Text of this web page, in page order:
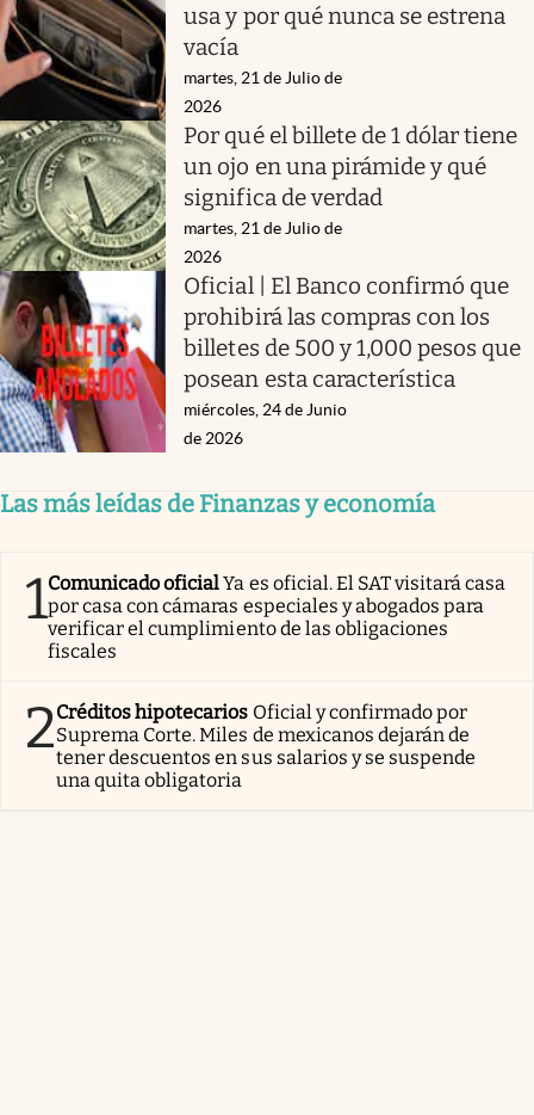
usa y por qué nunca se estrena
vacía
martes, 21 de Julio de
2026
Por qué el billete de 1 dólar tiene
un ojo en una pirámide y qué
significa de verdad
martes, 21 de Julio de
2026
Oficial | El Banco confirmó que
prohibirá las compras con los
billetes de 500 y 1,000 pesos que
posean esta característica
miércoles, 24 de Junio
de 2026
Las más leídas de Finanzas y economía
1Comunicado oficialYa es oficial. El SAT visitará casa
por casa con cámaras especiales y abogados para
verificar el cumplimiento de las obligaciones
fiscales
2Créditos hipotecarios Oficial y confirmado por
Suprema Corte. Miles de mexicanos dejarán de
tener descuentos en sus salarios y se suspende
una quita obligatoria